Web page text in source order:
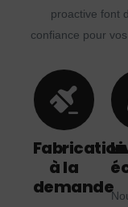
proactive font
confiance pour
Fabrication
à la
demande